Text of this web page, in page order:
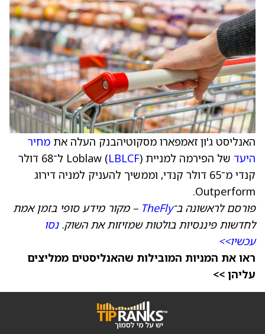
האנליסט ג'ון זאמפארו מסקוטיהבנק העלה את מחיר
היעד של הפירמה למניית Loblaw ( LBLCF
) ל־68 דולר
קנדי מ־65 דולר קנדי, וממשיך להעניק למניה דירוג
Outperform.
פורסם לראשונה ב־TheFly – מקור מידע סופי בזמן אמת
לחדשות פיננסיות בולטות שמזיזות את השוק.נסו
עכשיו>>
ראו את המניות המובילות שהאנליסטים ממליצים
עליהן >>